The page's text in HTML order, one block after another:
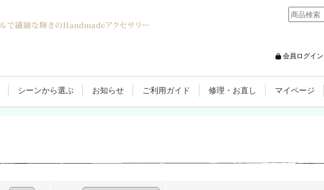
会員ログイン
シーンから選ぶ お知らせ ご利用ガイド 修理・お直し マイページ